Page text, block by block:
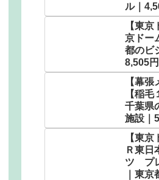
ル｜
【東
京ドー
都のビ
8,505
【幕張
【稲
千葉県
施設｜
【東京
Ｒ東日
ツ プ
｜東